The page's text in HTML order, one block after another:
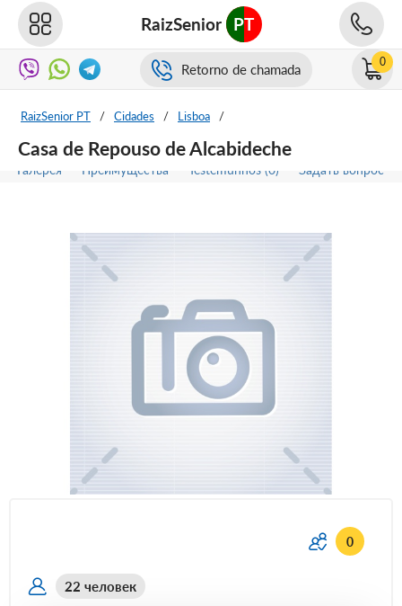
RaizSenior PT
Retorno de chamada 0
RaizSenior PT / Cidades / Lisboa /
Casa de Repouso de Alcabideche
Галерея Преимущества Testemunhos (0) Задать вопрос
0
22 человек